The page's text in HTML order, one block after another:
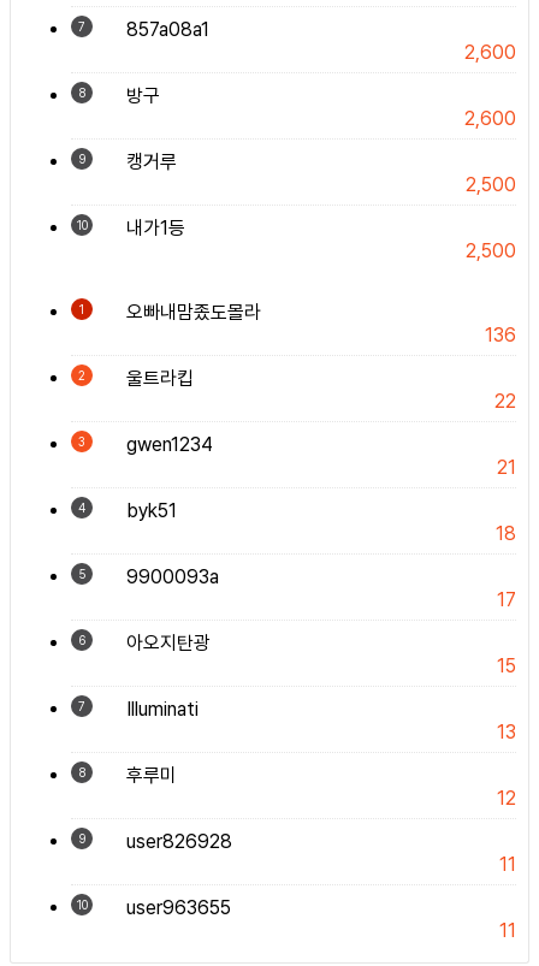
7
857a08a1
2,600
8
방구
2,600
9
캥거루
2,500
10
내가1등
2,500
1
오빠내맘좄도몰라
136
2
울트라킵
22
3
gwen1234
21
4
byk51
18
5
9900093a
17
6
아오지탄광
15
7
Illuminati
13
8
후루미
12
9
user826928
11
10
user963655
11